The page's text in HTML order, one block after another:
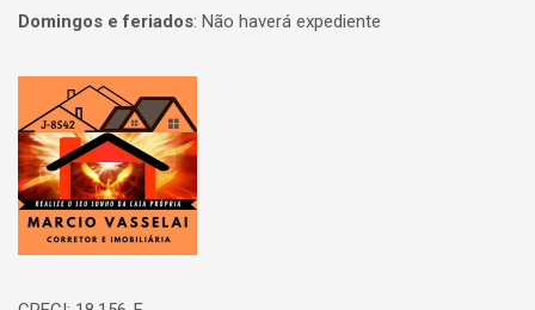
Domingos e feriados: Não haverá expediente
Página inicial